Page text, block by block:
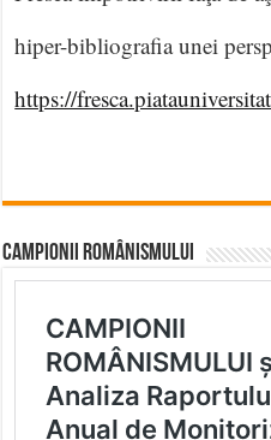
hiper-bibliografia unei
https://
CAMPIONII ROMÂNISMULUI